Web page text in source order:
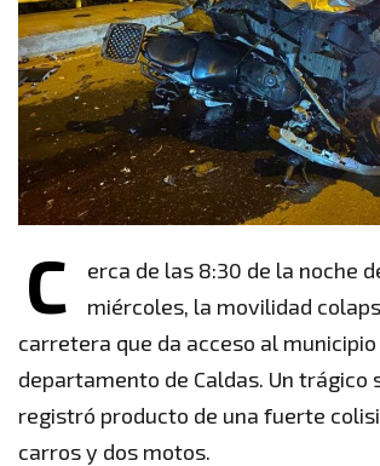
C
erca de las 8:30 de la noche
miércoles, la movilidad
carretera que da acceso al
departamento de Caldas. Un trágico
registró producto de una fuerte
carros y dos motos.